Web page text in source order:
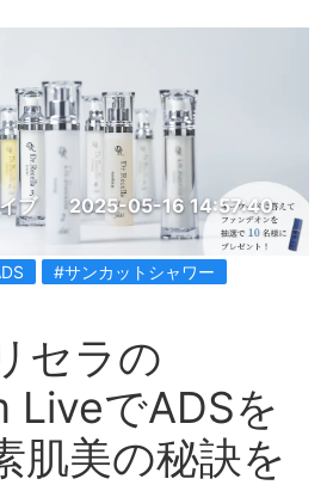
ブ 2025-05-16 14:57:40
#サンカットシャワー
セラの
LiveでADSを
肌美の秘訣を